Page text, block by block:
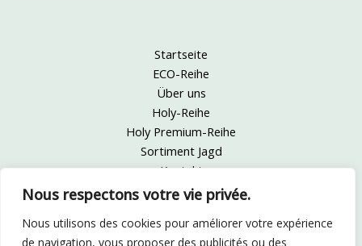
Nous respectons votre vie privée.
Nous utilisons des cookies pour améliorer votre expérience
de navigation, vous proposer des publicités ou des
Startseite
ECO-Reihe
Über uns
Holy-Reihe
Holy Premium-Reihe
Sortiment Jagd
Kontakt
Rechtliche Hinweise